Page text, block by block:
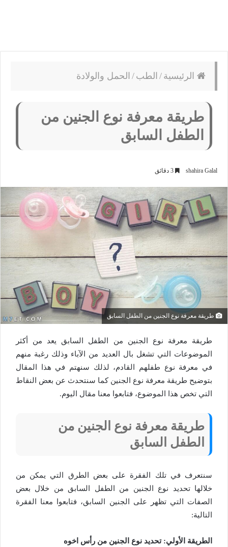
الرئيسية / الطب / الحمل والولادة
طريقة معرفة نوع الجنين من
الطفل السابق
shahira Galal
طريقة معرفة نوع الجنين من الطفل السابق
طريقة معرفة نوع الجنين من الطفل السابق يعد من أكثر
الموضوعات التي تشغل بال العديد من الآباء وذلك رغبة منهم
في معرفة نوع طفلهم القادم، لذلك سنهتم في هذا المقال
بتوضيح طريقة معرفة نوع الجنين كما سنتحدث عن بعض النقاط
التي تخص هذا الموضوع، فتابعوا معنا مقال اليوم.
طريقة معرفة نوع الجنين من
الطفل السابق
سنتعرف في تلك الفقرة على بعض الطرق التي يمكن من
خلالها تحديد نوع الجنين من الطفل السابق من خلال بعض
الصفات التي تظهر على الجنين السابق، فتابعوا معنا الفقرة
التالية:
الطريقة الأولي: تحديد نوع الجنين من رأس اخوه